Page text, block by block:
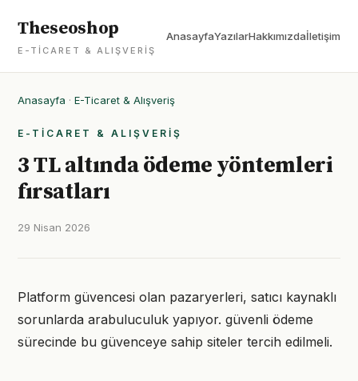
Theseoshop
E-TICARET & ALIŞVERIŞ
AnasayfaYazılarHakkımızdaİletişim
Anasayfa · E-Ticaret & Alışveriş
E-TICARET & ALIŞVERIŞ
3 TL altında ödeme yöntemleri
fırsatları
29 Nisan 2026
Platform güvencesi olan pazaryerleri, satıcı kaynaklı
sorunlarda arabuluculuk yapıyor. güvenli ödeme
sürecinde bu güvenceye sahip siteler tercih edilmeli.